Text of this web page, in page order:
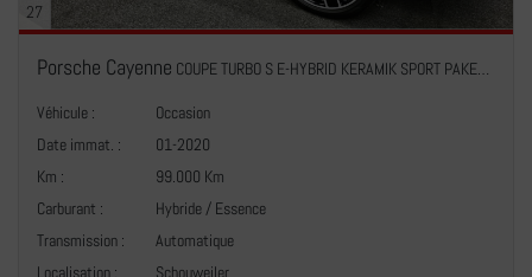
27
Porsche Cayenne COUPE TURBO S E-HYBRID KERAMIK SPORT PAKET PACK CHRONO
Véhicule :
Occasion
Date immat. :
01-2020
Km :
99.000 Km
Carburant :
Hybride / Essence
Transmission :
Automatique
Localisation :
Schouweiler